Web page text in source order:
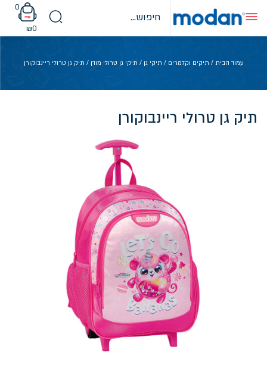
content
0
₪0
עמוד הבית / תיקים וקלמרים / תיקי גן / תיקי גן טרולי מודן / תיק גן טרולי ריינבוקורן
תיק גן טרולי ריינבוקורן